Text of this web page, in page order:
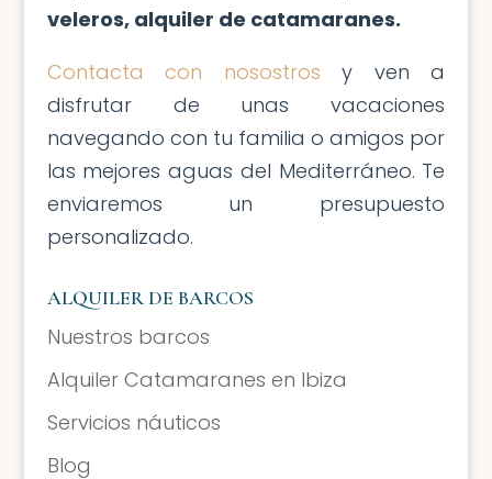
Alquiler de barcos, alquiler de
Contacta con nosostros
y ven a
disfrutar de unas vacaciones
navegando con tu familia o amigos por
las mejores aguas del Mediterráneo. Te
enviaremos un presupuesto
ALQUILER DE BARCOS
Nuestros barcos
Alquiler Catamaranes en Ibiza
Servicios náuticos